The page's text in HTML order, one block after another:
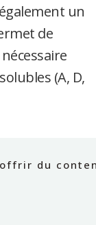
un
de
(A, D,